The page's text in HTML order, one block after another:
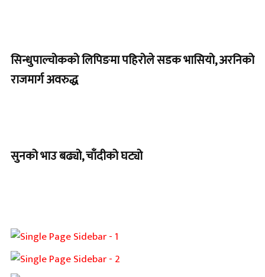
सिन्धुपाल्चोकको लिपिङमा पहिरोले सडक भासियो, अरनिको
राजमार्ग अवरुद्ध
सुनको भाउ बढ्यो, चाँदीको घट्यो